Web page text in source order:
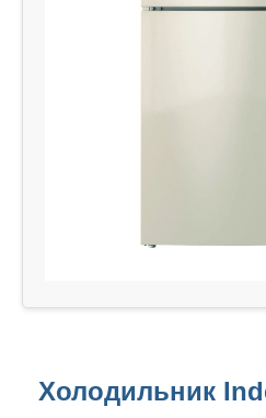
Холодильник